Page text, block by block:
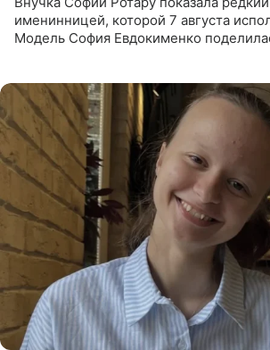
именинницей, которой 7 августа
Модель София Евдокименко